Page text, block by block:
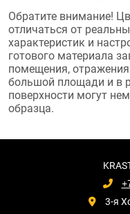
Обратите внимание!
отличаться от
характеристик и
готового материала
помещения,
большой площади и в
поверхности могут
образца.
3-я